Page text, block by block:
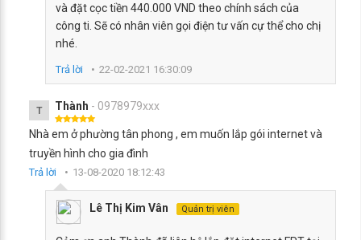
và đặt cọc tiền 440.000 VND theo chính sách của
công ti. Sẽ có nhân viên gọi điện tư vấn cự thể cho chị
nhé.
Trả lời 22-02-2021 16:30:09
T Thành - 0978979xxx
Nhà em ở phường tân phong , em muốn lắp gói internet và
truyền hình cho gia đình
Trả lời 13-08-2020 18:12:43
Lê Thị Kim Vân Quản trị viên